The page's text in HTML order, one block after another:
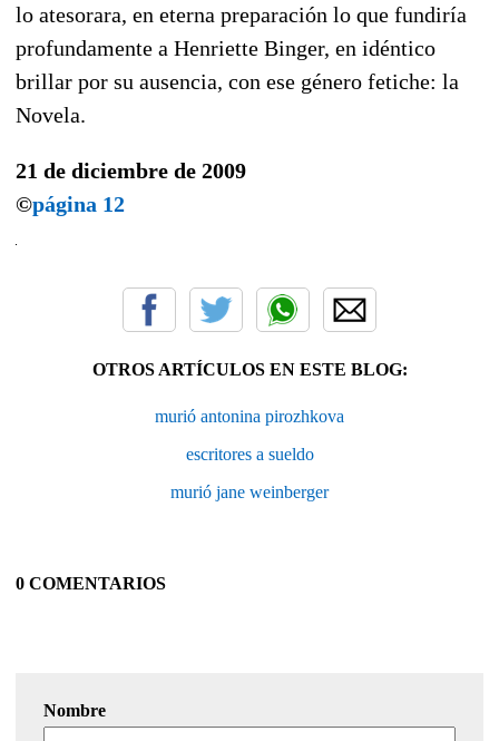
lo atesorara, en eterna preparación lo que fundiría
profundamente a Henriette Binger, en idéntico
brillar por su ausencia, con ese género fetiche: la
Novela.
21 de diciembre de 2009
©página 12
OTROS ARTÍCULOS EN ESTE BLOG:
murió antonina pirozhkova
escritores a sueldo
murió jane weinberger
0 COMENTARIOS
Nombre